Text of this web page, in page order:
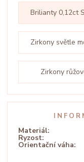
Brilianty 0,12ct
Zirkony světle
Zirkony
Materiál:
Ryzost:
Orientační váha: